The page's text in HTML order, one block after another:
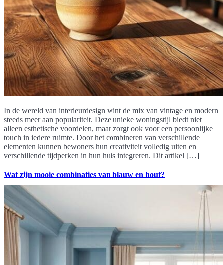
In de wereld van interieurdesign wint de mix van vintage en modern
steeds meer aan populariteit. Deze unieke woningstijl biedt niet
alleen esthetische voordelen, maar zorgt ook voor een persoonlijke
touch in iedere ruimte. Door het combineren van verschillende
elementen kunnen bewoners hun creativiteit volledig uiten en
verschillende tijdperken in hun huis integreren. Dit artikel […]
Wat zijn mooie combinaties van blauw en hout?